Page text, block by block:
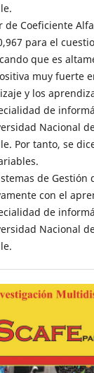
de Coeficiente
para el
que es
muy fuerte
y los
de
Nacional
Por tanto, se
de Gestión
con el
de
Nacional